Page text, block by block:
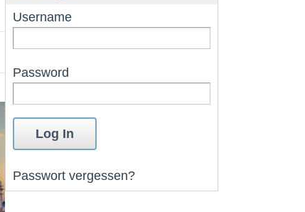
Username
Password
Passwort vergessen?